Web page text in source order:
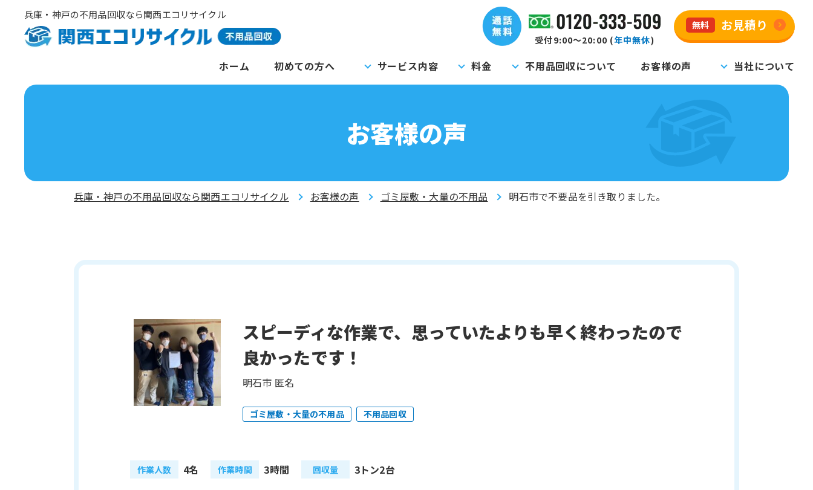
兵庫・神戸の不用品回収なら関西エコリサイクル
受付9:00～20:00 (年中無休)
無料 お見積り
ホーム 初めての方へ サービス内容 料金 不用品回収について お客様の声 当社について
お客様の声
兵庫・神戸の不用品回収なら関西エコリサイクル お客様の声 ゴミ屋敷・大量の不用品 明石市で不要品を引き取りました。
スピーディな作業で、思っていたよりも早く終わったので
良かったです！
明石市 匿名
ゴミ屋敷・大量の不用品 不用品回収
作業人数 4名 作業時間 3時間 回収量 3トン2台